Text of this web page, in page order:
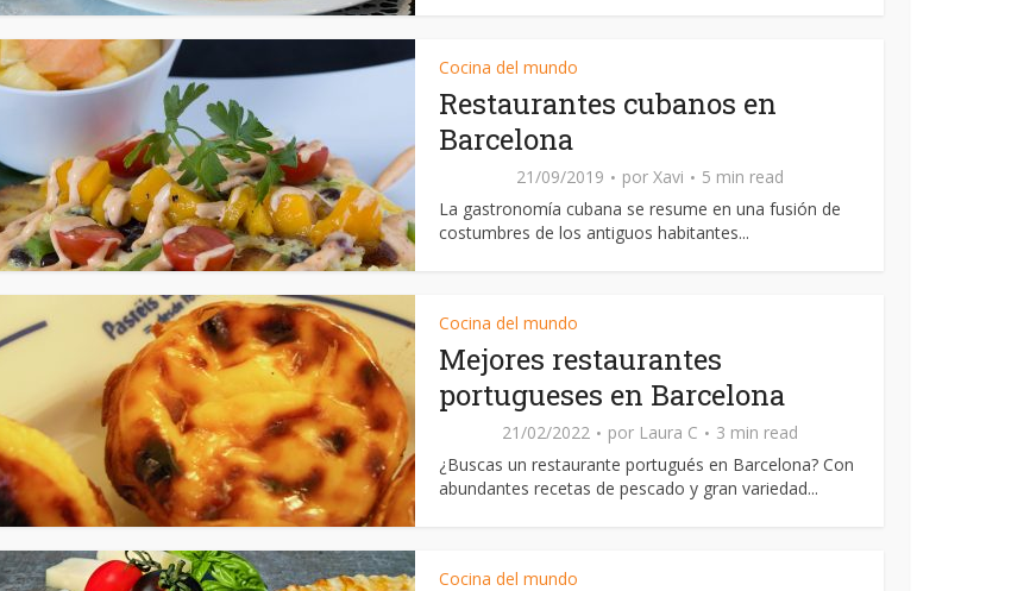
Cocina del mundo
Restaurantes cubanos en
Barcelona
21/09/2019 por Xavi
5 min read
La gastronomía cubana se resume en una fusión de
costumbres de los antiguos habitantes...
Cocina del mundo
Mejores restaurantes
portugueses en Barcelona
21/02/2022 por Laura C
3 min read
¿Buscas un restaurante portugués en Barcelona? Con
abundantes recetas de pescado y gran variedad...
Cocina del mundo